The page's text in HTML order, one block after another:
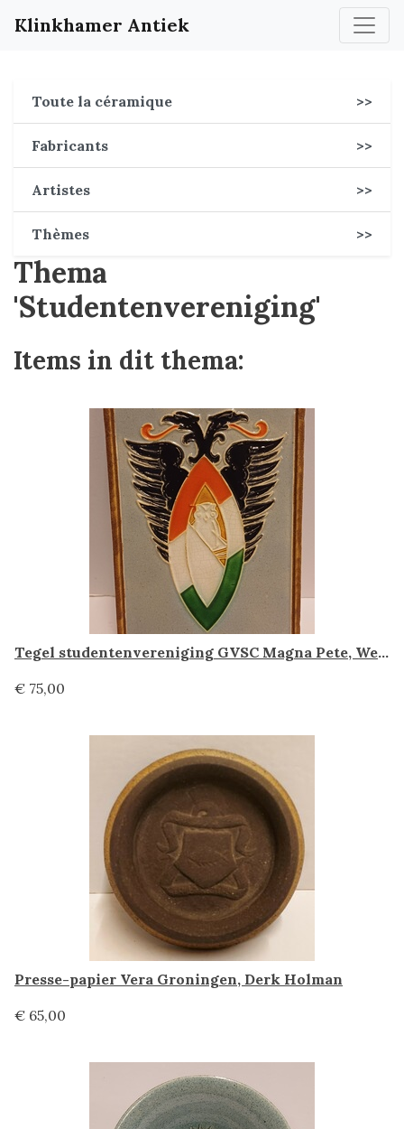
Klinkhamer Antiek
Toute la céramique >>
Fabricants >>
Artistes >>
Thèmes >>
Thema
'Studentenvereniging'
Items in dit thema:
Tegel studentenvereniging GVSC Magna Pete, Westraven
€ 75,00
Presse-papier Vera Groningen, Derk Holman
€ 65,00